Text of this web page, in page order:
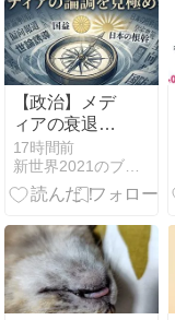
【政治】メデ
ィアの衰退を
顕す「論調」
の異変
17時間前
新世界2021のブログ